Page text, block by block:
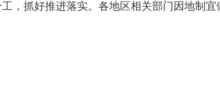
，抓好推进落实。各地区相关部门因地制宜